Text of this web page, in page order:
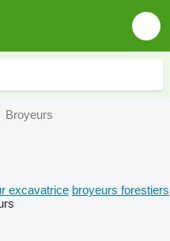
Broyeurs
excavatrice broyeurs forestiers